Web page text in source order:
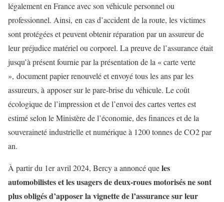
légalement en France avec son véhicule personnel ou
professionnel. Ainsi, en cas d’accident de la route, les victimes
sont protégées et peuvent obtenir réparation par un assureur de
leur préjudice matériel ou corporel. La preuve de l’assurance était
jusqu’à présent fournie par la présentation de la « carte verte
», document papier renouvelé et envoyé tous les ans par les
assureurs, à apposer sur le pare-brise du véhicule. Le coût
écologique de l’impression et de l’envoi des cartes vertes est
estimé selon le Ministère de l’économie, des finances et de la
souveraineté industrielle et numérique à 1200 tonnes de CO2 par
an.
À partir du 1er avril 2024, Bercy a annoncé queles
automobilistes et les usagers de deux-roues motorisés ne sont
plus obligés d’apposer la vignette de l’assurance sur leur